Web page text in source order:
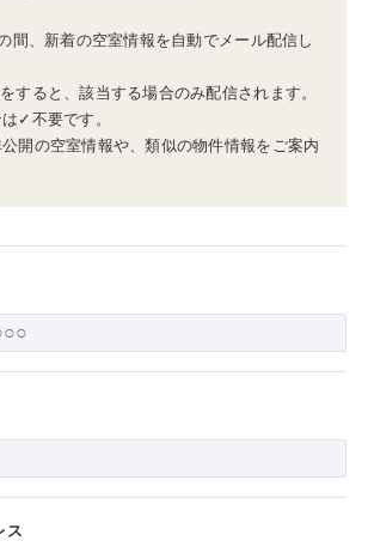
間、新着の空室情報を自動でメール配信し
すると、該当する場合のみ配信されます。
✓不要です。
公開の空室情報や、類似の物件情報をご案内
ス